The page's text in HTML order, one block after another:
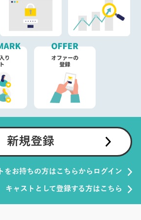
新規登録
をお持ちの方はこちらからログイン
キャストとして登録する方はこちら